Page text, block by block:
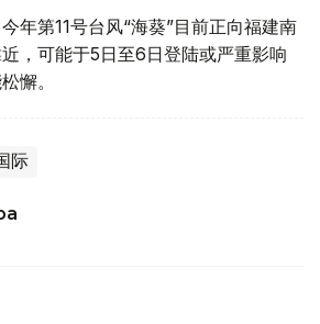
年第11号台风“海葵”目前正向福建南
，可能于5日至6日登陆或严重影响
懈。
际